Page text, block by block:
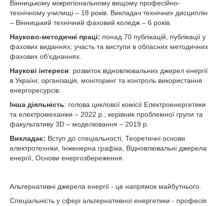
Вінницькому міжрегіональному вищому професійно-
технічному училищі – 18 років. Викладач технічних дисциплін
– Вінницький технічний фаховий коледж – 6 років.
Науково-методичні праці: понад 70 публікацій, публікації у
фахових виданнях; участь та виступи в обласних методичних
фахових об’єднаннях.
Наукові інтереси: розвиток відновлювальних джерел енергії
в Україні; організація, моніторинг та контроль використання
енергоресурсів.
Інша діяльність: голова циклової комісії Електроенергетики
та електромеханіки – 2022 р.; керівник проблемної групи та
факультативу 3D – моделювання – 2019 р.
Викладає: Вступ до спеціальності, Теоретичні основи
електротехніки, Інженерна графіка, Відновлювальні джерела
енергії, Основи енергозбереження.
Альтернативні джерела енергії - це напрямок майбутнього.
Спеціальність у сфері альтернативної енергетики - професія